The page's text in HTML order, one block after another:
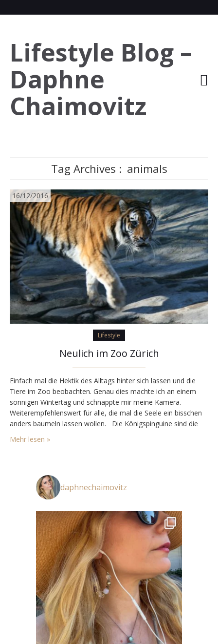
Lifestyle Blog –
Daphne
Chaimovitz
Tag Archives : animals
16/12/2016
Lifestyle
Neulich im Zoo Zürich
Einfach mal die Hektik des Alltags hinter sich lassen und die
Tiere im Zoo beobachten. Genau dies machte ich an einem
sonnigen Wintertag und schnappte mir meine Kamera.
Weiterempfehlenswert für alle, die mal die Seele ein bisschen
anders baumeln lassen wollen. Die Königspinguine sind die
ersten, auf die man im Zoo trifft. Sie sind wohl eine der
Mehr lesen »
daphnechaimovitz